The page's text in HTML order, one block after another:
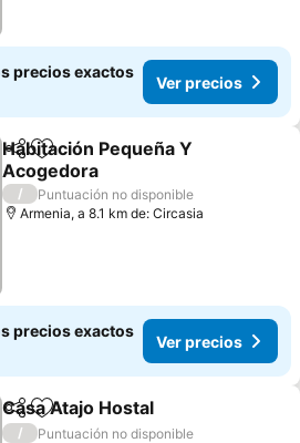
precios exactos
Ver precios
CompartirAgregar a favoritos
Habitación Pequeña Y
Acogedora
Ver precios
/
Puntuación no disponible
Armenia, a 8.1 km de: Circasia
precios exactos
Ver precios
CompartirAgregar a favoritos
Casa Atajo Hostal
/
Puntuación no disponible